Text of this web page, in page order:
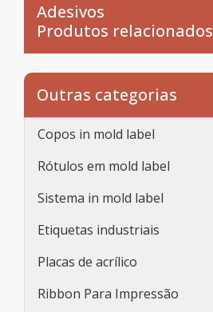
Adesivos
Produtos relacionados
Outras categorias
Copos in mold label
Rótulos em mold label
Sistema in mold label
Etiquetas industriais
Placas de acrílico
Ribbon Para Impressão